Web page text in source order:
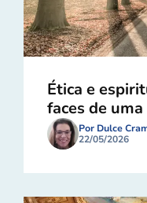
Ética e
faces de
Por Dulce
22/05/2026